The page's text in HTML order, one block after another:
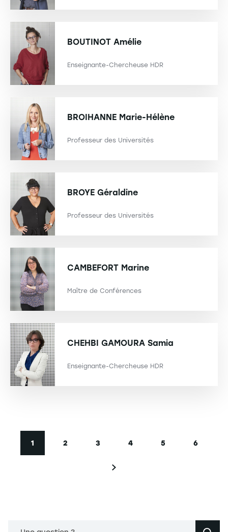
BOUTINOT Amélie
Enseignante-Chercheuse HDR
BROIHANNE Marie-Hélène
Professeur des Universités
BROYE Géraldine
Professeur des Universités
CAMBEFORT Marine
Maître de Conférences
CHEHBI GAMOURA Samia
Enseignante-Chercheuse HDR
Page courante
1
Page
2
Page
3
Page
4
Page
5
Page
6
Page suivante